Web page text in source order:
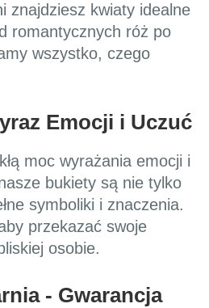
znajdziesz kwiaty idealne
romantycznych róż po
wszystko, czego
Emocji i Uczuć
moc wyrażania emocji i
bukiety są nie tylko
symboliki i znaczenia.
przekazać swoje
osobie.
- Gwarancja